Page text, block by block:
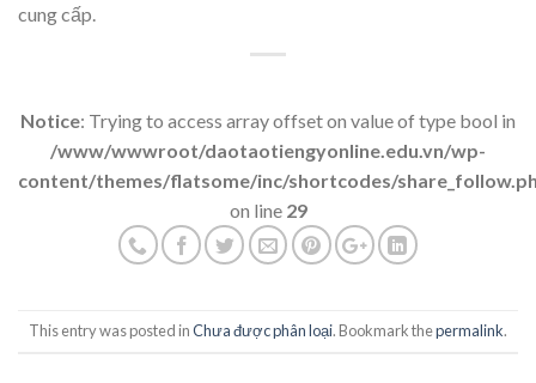
cung cấp.
Notice: Trying to access array offset on value of type bool in
/www/wwwroot/daotaotiengyonline.edu.vn/wp-
content/themes/flatsome/inc/shortcodes/
on line 29
This entry was posted inChưa được phân loại. Bookmark thepermalink.